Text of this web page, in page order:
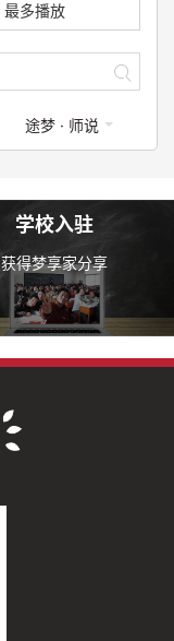
最多播放
途梦 · 师说
学校入驻
获得梦享家分享